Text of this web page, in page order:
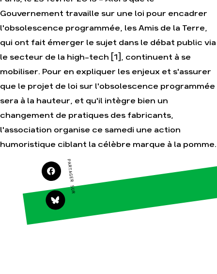
Agir
S'engager sur le
terrain
Agir au quotidien
Soutenir les
campagnes
Transmettre tout ou
partie de son
patrimoine
Télécharger
guides éco-citoyens
Nos
thématiques
Climat – Énergie
Surproduction
Agriculture
Finance
Multinationales
Forêts
Actualités
Espace presse
Groupes
Gouvernement travaille sur une loi pour encadrer
l'obsolescence programmée, les Amis de la Terre,
qui ont fait émerger le sujet dans le débat public via
le secteur de la high-tech [1], continuent à se
mobiliser. Pour en expliquer les enjeux et s'assurer
que le projet de loi sur l'obsolescence programmée
sera à la hauteur, et qu'il intègre bien un
changement de pratiques des fabricants,
l'association organise ce samedi une action
humoristique ciblant la célèbre marque à la pomme.
PARTAGER SUR